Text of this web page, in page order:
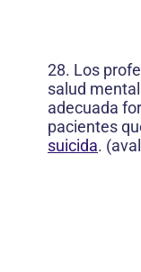
28. Los
salud
adecuada
pacientes
suicida.